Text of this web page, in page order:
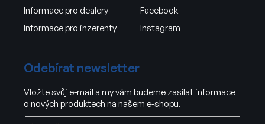
Informace pro dealery
Informace pro inzerenty
Facebook
Instagram
Odebírat newsletter
Vložte svůj e-mail a my vám budeme zasílat informace
o nových produktech na našem e-shopu.